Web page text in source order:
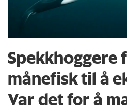
Spekkhoggere
månefisk til å
Var det for å